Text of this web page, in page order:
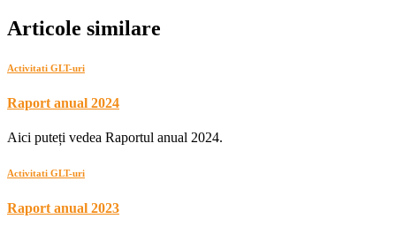
Articole similare
Activitati GLT-uri
Raport anual 2024
Aici puteți vedea Raportul anual 2024.
Activitati GLT-uri
Raport anual 2023